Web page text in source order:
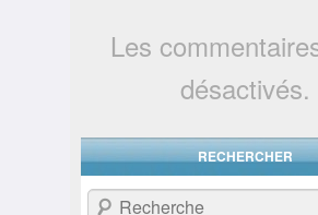
Les
désactivés.
RECHERCHER
Recherche